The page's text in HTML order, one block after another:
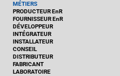
MÉTIERS
PRODUCTEUR EnR
FOURNISSEUR EnR
DÉVELOPPEUR
INTÉGRATEUR
INSTALLATEUR
CONSEIL
DISTRIBUTEUR
FABRICANT
LABORATOIRE